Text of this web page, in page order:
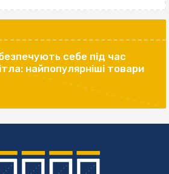
себе під час
найпопулярніші товари